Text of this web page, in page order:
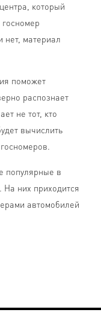
который
нет, материал
поможет
распознает
не тот, кто
вычислить
популярные в
них приходится
автомобилей